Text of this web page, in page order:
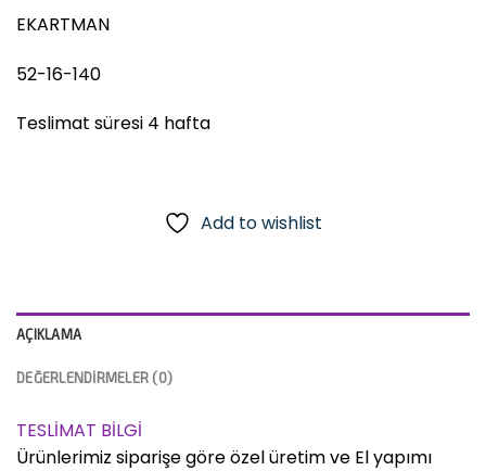
EKARTMAN
52-16-140
Teslimat süresi 4 hafta
Add to wishlist
AÇIKLAMA
DEĞERLENDIRMELER (0)
TESLİMAT BİLGİ
Ürünlerimiz siparişe göre özel üretim ve El yapımı